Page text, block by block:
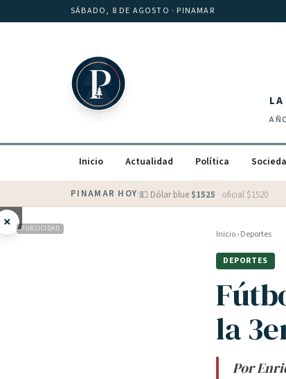
Saltar al contenidoSÁBADO, 8 DE AGOSTO · PINAMAR
Inicio Actualidad Política
PINAMAR HOY·💵 Dólar blue $1525 · oficial $1520
× PUBLICIDAD Inicio›Deportes
DEPORTES
la
Por